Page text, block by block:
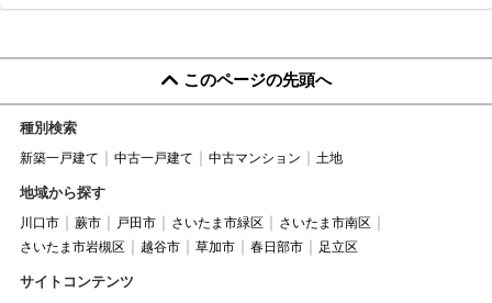
このページの先頭へ
種別検索
新築一戸建て 中古一戸建て 中古マンション 土地
地域から探す
川口市 蕨市 戸田市 さいたま市緑区
さいたま市南区
さいたま市岩槻区
越谷市 草加市 春日部市 足立区
サイトコンテンツ